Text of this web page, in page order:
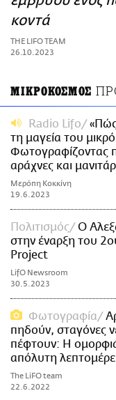
ΑΜΠΑ
PRINT
κοντά
THE LIFO TEAM
26.10.2023
ΜΙΚΡΟΚΟΣΜΟΣ
Radio Lifo
τη μαγεία του
Φωτογραφίζοντας
αράχνες και
Μερόπη Κοκκίνη
19.6.2023
Πολιτισμός
Ο
στην έναρξη του
Project
LifO Newsroom
30.5.2023
Φωτογραφία
πηδούν, σταγόνες
πέφτουν: Η
απόλυτη
The LiFO team
22.6.2022